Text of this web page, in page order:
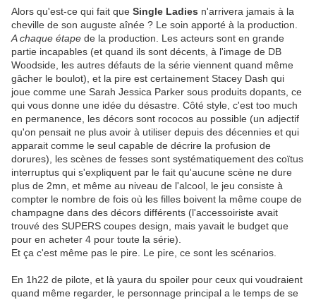
Alors qu'est-ce qui fait que Single Ladies n'arrivera jamais à la
cheville de son auguste aînée ? Le soin apporté à la production.
A chaque étape de la production. Les acteurs sont en grande
partie incapables (et quand ils sont décents, à l'image de DB
Woodside, les autres défauts de la série viennent quand même
gâcher le boulot), et la pire est certainement Stacey Dash qui
joue comme une Sarah Jessica Parker sous produits dopants, ce
qui vous donne une idée du désastre. Côté style, c'est too much
en permanence, les décors sont rococos au possible (un adjectif
qu'on pensait ne plus avoir à utiliser depuis des décennies et qui
apparait comme le seul capable de décrire la profusion de
dorures), les scènes de fesses sont systématiquement des coïtus
interruptus qui s'expliquent par le fait qu'aucune scène ne dure
plus de 2mn, et même au niveau de l'alcool, le jeu consiste à
compter le nombre de fois où les filles boivent la même coupe de
champagne dans des décors différents (l'accessoiriste avait
trouvé des SUPERS coupes design, mais yavait le budget que
pour en acheter 4 pour toute la série).
Et ça c'est même pas le pire. Le pire, ce sont les scénarios.
En 1h22 de pilote, et là yaura du spoiler pour ceux qui voudraient
quand même regarder, le personnage principal a le temps de se